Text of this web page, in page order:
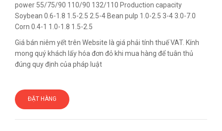
power 55/75/90 110/90 132/110 Production capacity
Soybean 0.6-1.8 1.5-2.5 2.5-4 Bean pulp 1.0-2.5 3-4 3.0-7.0
Corn 0.4-1 1.0-1.8 1.5-2.5
Giá bán niêm yết trên Website là giá phải tính thuế VAT. Kính
mong quý khách lấy hóa đơn đỏ khi mua hàng để tuân thủ
đúng quy định của pháp luật
ĐẶT HÀNG